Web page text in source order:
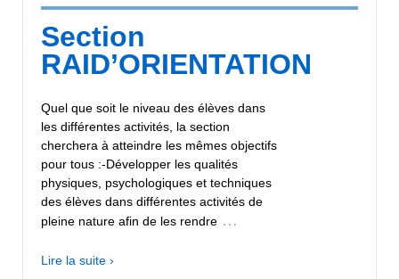
Section
RAID’ORIENTATION
Quel que soit le niveau des élèves dans
les différentes activités, la section
cherchera à atteindre les mêmes objectifs
pour tous :-Développer les qualités
physiques, psychologiques et techniques
des élèves dans différentes activités de
pleine nature afin de les rendre …
Lire la suite ›